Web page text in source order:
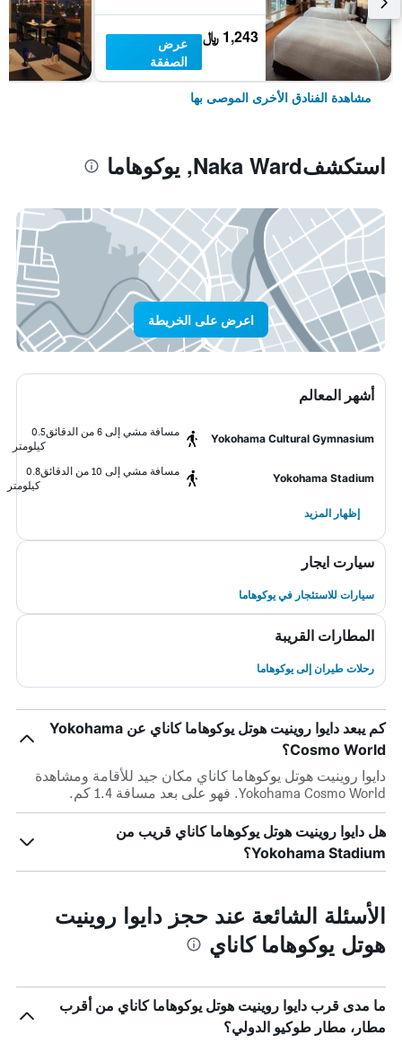
1,243 ﷼
عرض
الصفقة
مشاهدة الفنادق الأخرى الموصى بها
استكشفNaka Ward, يوكوهاما
اعرض على الخريطة
أشهر المعالم
Yokohama Cultural Gymnasium
مسافة مشي إلى 6 من الدقائق
0.5
كيلومتر
Yokohama Stadium
مسافة مشي إلى 10 من الدقائق
0.8
كيلومتر
إظهار المزيد
سيارت ايجار
سيارات للاستئجار في يوكوهاما
المطارات القريبة
رحلات طيران إلى يوكوهاما
كم يبعد دايوا روينيت هوتل يوكوهاما كاناي عن Yokohama
Cosmo World؟
دايوا روينيت هوتل يوكوهاما كاناي مكان جيد للأقامة ومشاهدة
Yokohama Cosmo World. فهو على بعد مسافة 1.4 كم.
هل دايوا روينيت هوتل يوكوهاما كاناي قريب من
Yokohama Stadium؟
الأسئلة الشائعة عند حجز دايوا روينيت
هوتل يوكوهاما كاناي
ما مدى قرب دايوا روينيت هوتل يوكوهاما كاناي من أقرب
مطار، مطار طوكيو الدولي؟